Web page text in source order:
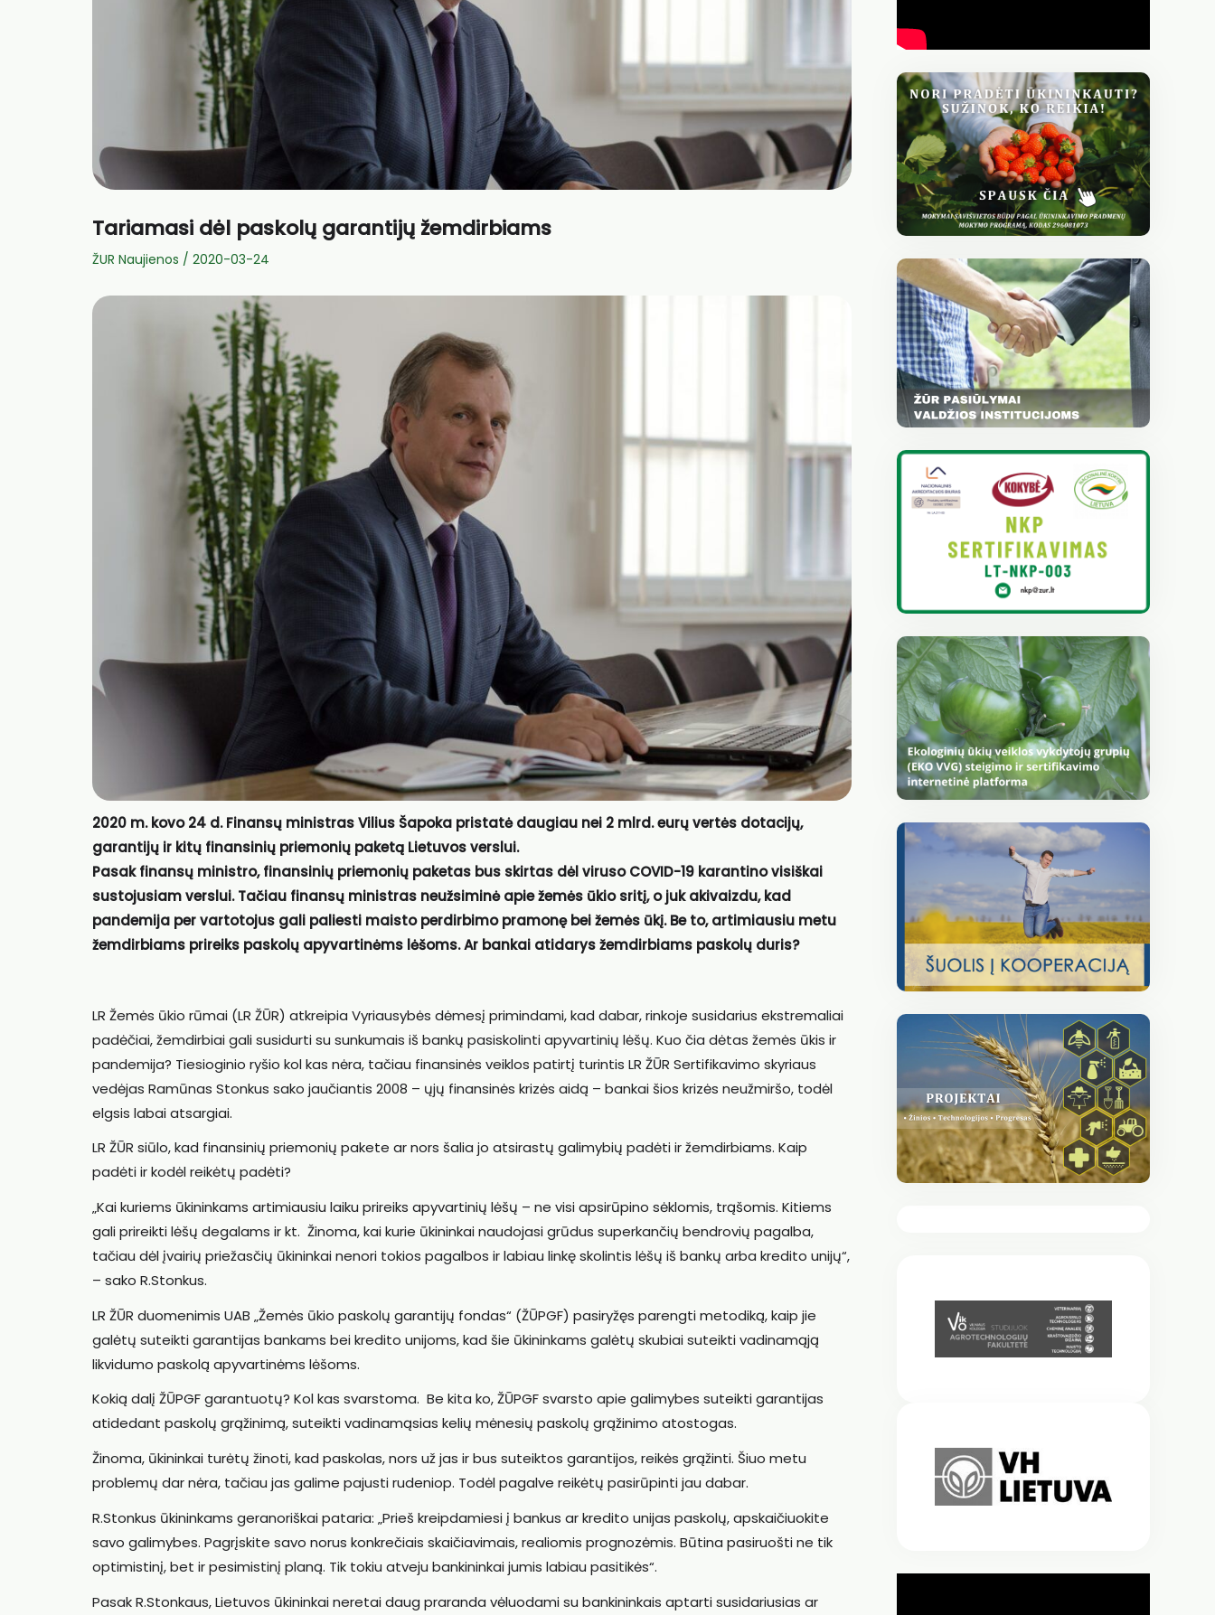
Tariamasi dėl paskolų garantijų žemdirbiams
ŽUR Naujienos / 2020-03-24
2020 m. kovo 24 d. Finansų ministras Vilius Šapoka pristatė daugiau nei 2 mlrd. eurų vertės dotacijų,
garantijų ir kitų finansinių priemonių paketą Lietuvos verslui.
Pasak finansų ministro, finansinių priemonių paketas bus skirtas dėl viruso COVID-19 karantino visiškai
sustojusiam verslui. Tačiau finansų ministras neužsiminė apie žemės ūkio sritį, o juk akivaizdu, kad
pandemija per vartotojus gali paliesti maisto perdirbimo pramonę bei žemės ūkį. Be to, artimiausiu metu
žemdirbiams prireiks paskolų apyvartinėms lėšoms. Ar bankai atidarys žemdirbiams paskolų duris?
LR Žemės ūkio rūmai (LR ŽŪR) atkreipia Vyriausybės dėmesį primindami, kad dabar, rinkoje susidarius ekstremaliai
padėčiai, žemdirbiai gali susidurti su sunkumais iš bankų pasiskolinti apyvartinių lėšų. Kuo čia dėtas žemės ūkis ir
pandemija? Tiesioginio ryšio kol kas nėra, tačiau finansinės veiklos patirtį turintis LR ŽŪR Sertifikavimo skyriaus
vedėjas Ramūnas Stonkus sako jaučiantis 2008 – ųjų finansinės krizės aidą – bankai šios krizės neužmiršo, todėl
elgsis labai atsargiai.
LR ŽŪR siūlo, kad finansinių priemonių pakete ar nors šalia jo atsirastų galimybių padėti ir žemdirbiams. Kaip
padėti ir kodėl reikėtų padėti?
„Kai kuriems ūkininkams artimiausiu laiku prireiks apyvartinių lėšų – ne visi apsirūpino sėklomis, trąšomis. Kitiems
gali prireikti lėšų degalams ir kt. Žinoma, kai kurie ūkininkai naudojasi grūdus superkančių bendrovių pagalba,
tačiau dėl įvairių priežasčių ūkininkai nenori tokios pagalbos ir labiau linkę skolintis lėšų iš bankų arba kredito unijų“,
– sako R.Stonkus.
LR ŽŪR duomenimis UAB „Žemės ūkio paskolų garantijų fondas“ (ŽŪPGF) pasiryžęs parengti metodiką, kaip jie
galėtų suteikti garantijas bankams bei kredito unijoms, kad šie ūkininkams galėtų skubiai suteikti vadinamąją
likvidumo paskolą apyvartinėms lėšoms.
Kokią dalį ŽŪPGF garantuotų? Kol kas svarstoma. Be kita ko, ŽŪPGF svarsto apie galimybes suteikti garantijas
atidedant paskolų grąžinimą, suteikti vadinamąsias kelių mėnesių paskolų grąžinimo atostogas.
Žinoma, ūkininkai turėtų žinoti, kad paskolas, nors už jas ir bus suteiktos garantijos, reikės grąžinti. Šiuo metu
problemų dar nėra, tačiau jas galime pajusti rudeniop. Todėl pagalve reikėtų pasirūpinti jau dabar.
R.Stonkus ūkininkams geranoriškai pataria: „Prieš kreipdamiesi į bankus ar kredito unijas paskolų, apskaičiuokite
savo galimybes. Pagrįskite savo norus konkrečiais skaičiavimais, realiomis prognozėmis. Būtina pasiruošti ne tik
optimistinį, bet ir pesimistinį planą. Tik tokiu atveju bankininkai jumis labiau pasitikės“.
Pasak R.Stonkaus, Lietuvos ūkininkai neretai daug praranda vėluodami su bankininkais aptarti susidariusias ar